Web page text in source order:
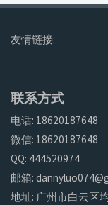
友情链接:
联系方式
电话: 18620187648
微信: 18620187648
QQ: 444520974
邮箱:
地址: 广州市白云区